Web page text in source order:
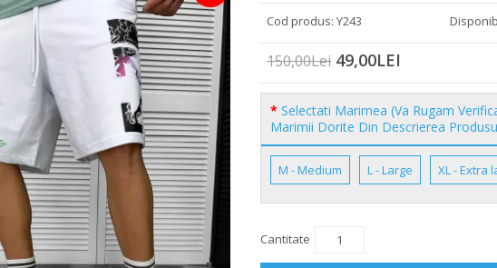
Cod produs: Y243
150,00Lei 49,00LEI
Selectati Marimea (Va Rugam
Marimii Dorite Din Descrierea
M - Medium L - Large XL - Extra
Cantitate